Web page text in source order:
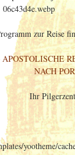
zur Reise
APOSTOLISCHE
NACH
Ihr
yootheme/